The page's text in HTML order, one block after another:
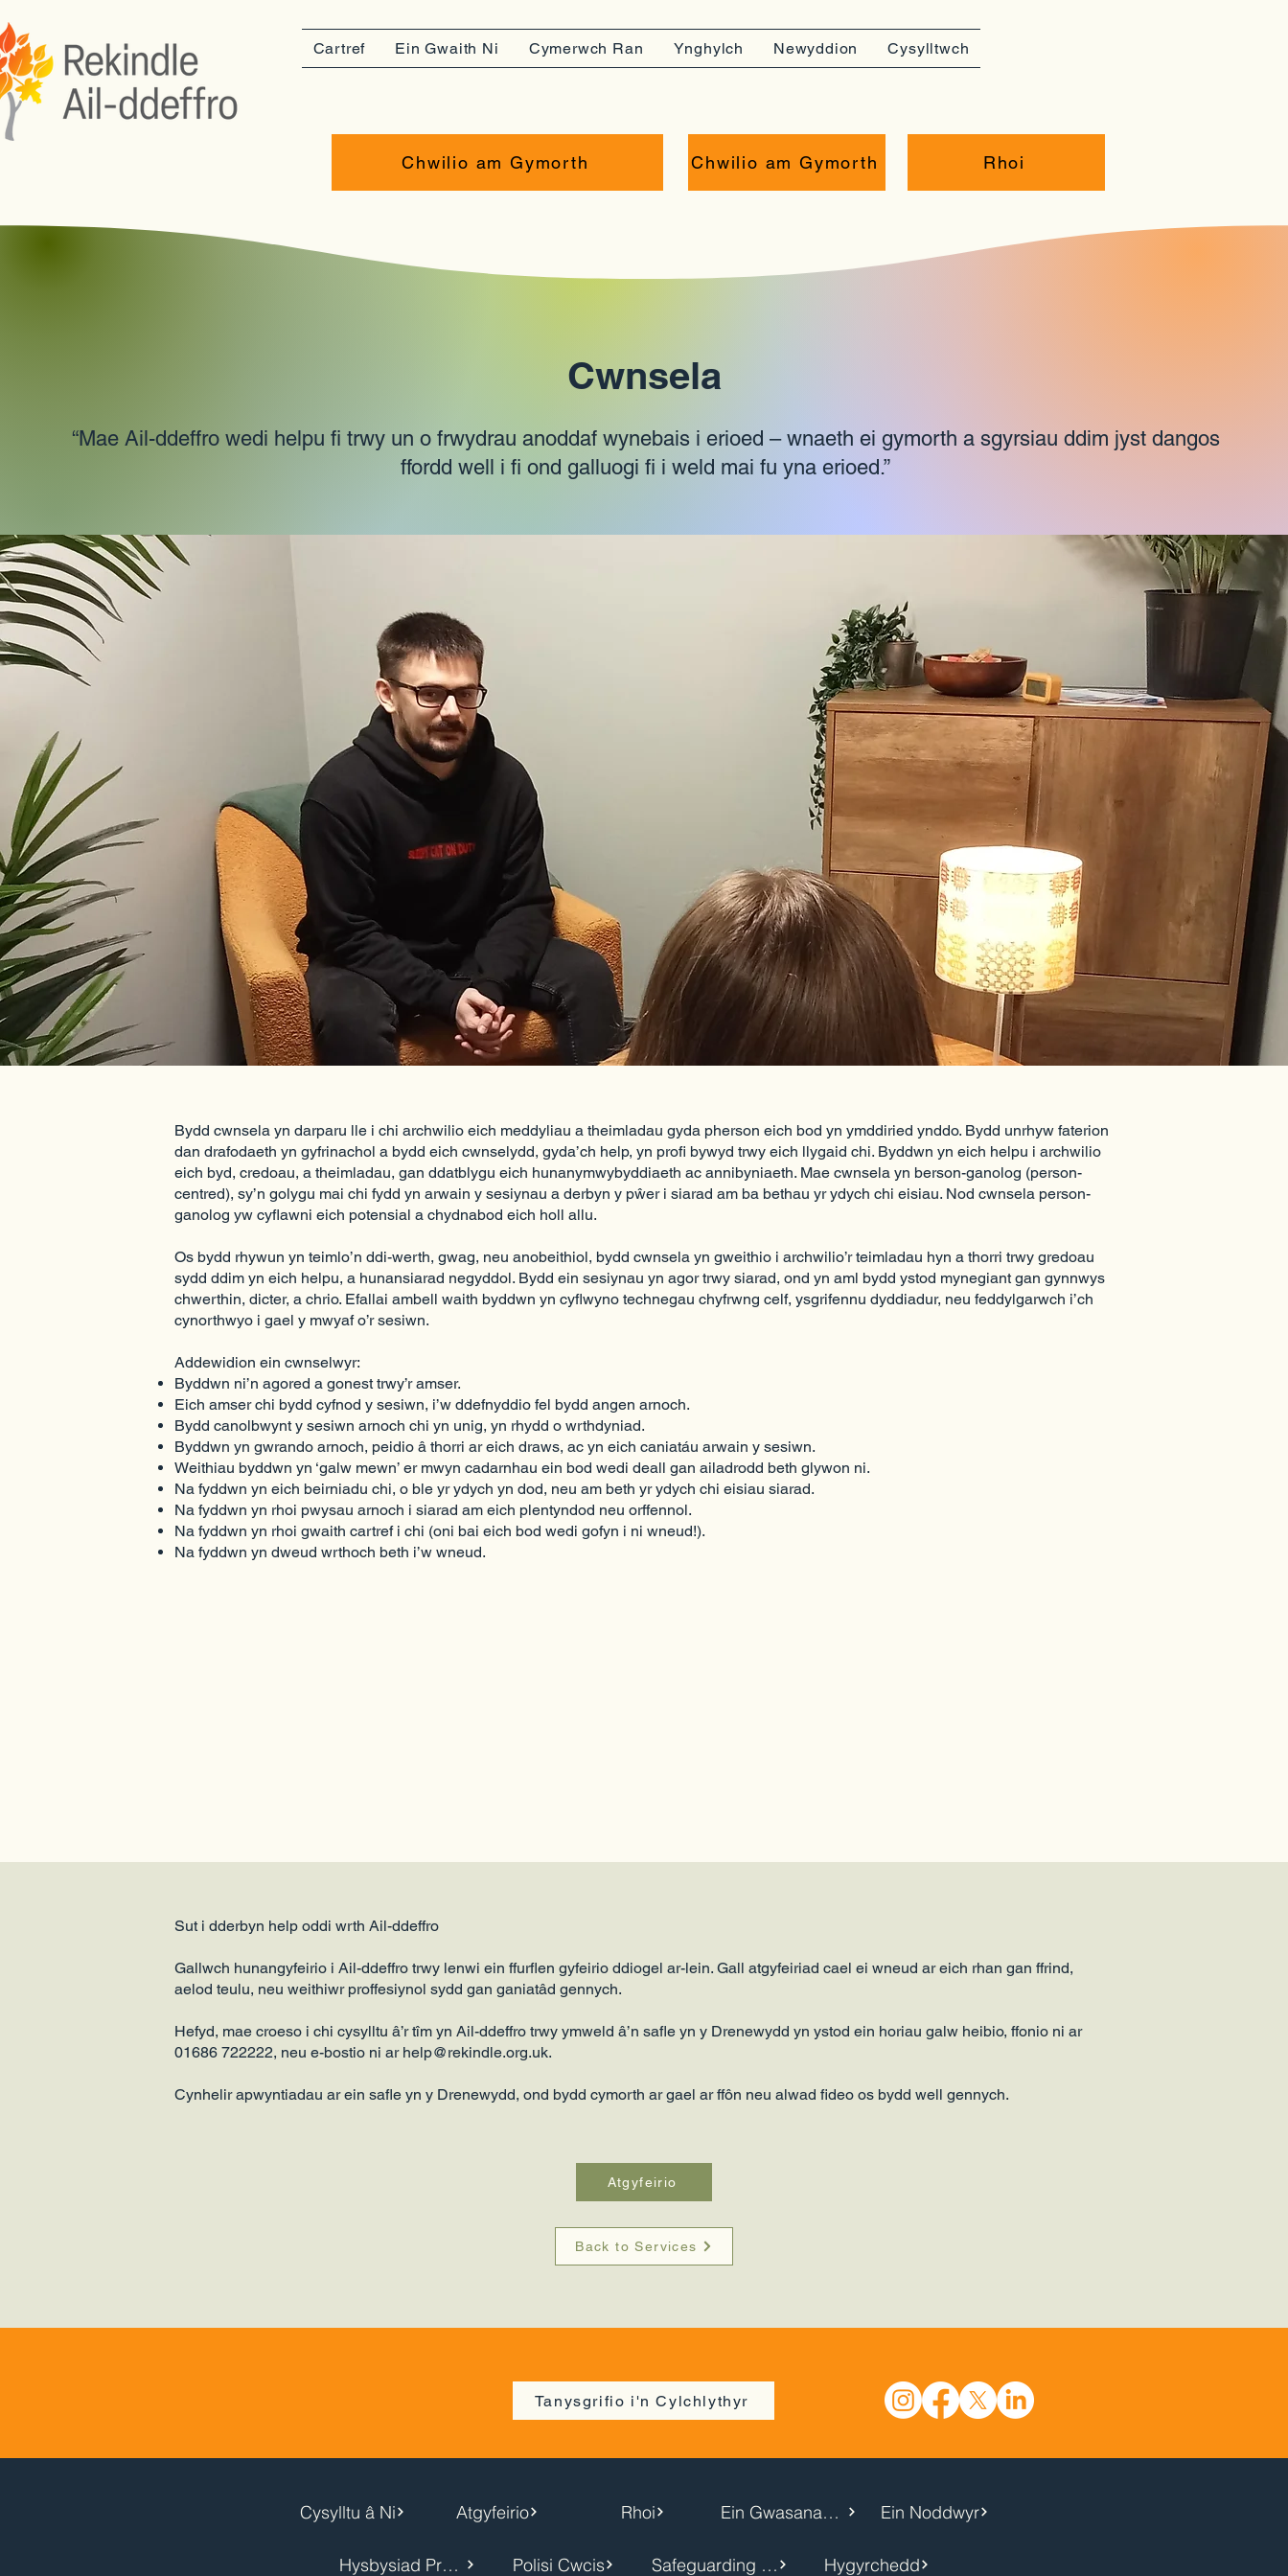
Cartref Ein Gwaith Ni Cymerwch Ran Ynghylch Newyddion Cysylltwch
Chwilio am Gymorth Chwilio am Gymorth Rhoi
Cwnsela
“Mae Ail-ddeffro wedi helpu fi trwy un o frwydrau anoddaf wynebais i erioed – wnaeth ei gymorth a sgyrsiau ddim jyst dangos
ffordd well i fi ond galluogi fi i weld mai fu yna erioed.”
Bydd cwnsela yn darparu lle i chi archwilio eich meddyliau a theimladau gyda pherson eich bod yn ymddiried ynddo. Bydd unrhyw faterion
dan drafodaeth yn gyfrinachol a bydd eich cwnselydd, gyda’ch help, yn profi bywyd trwy eich llygaid chi. Byddwn yn eich helpu i archwilio
eich byd, credoau, a theimladau, gan ddatblygu eich hunanymwybyddiaeth ac annibyniaeth. Mae cwnsela yn berson-ganolog (person-
centred), sy’n golygu mai chi fydd yn arwain y sesiynau a derbyn y pŵer i siarad am ba bethau yr ydych chi eisiau. Nod cwnsela person-
ganolog yw cyflawni eich potensial a chydnabod eich holl allu.
Os bydd rhywun yn teimlo’n ddi-werth, gwag, neu anobeithiol, bydd cwnsela yn gweithio i archwilio’r teimladau hyn a thorri trwy gredoau
sydd ddim yn eich helpu, a hunansiarad negyddol. Bydd ein sesiynau yn agor trwy siarad, ond yn aml bydd ystod mynegiant gan gynnwys
chwerthin, dicter, a chrio. Efallai ambell waith byddwn yn cyflwyno technegau chyfrwng celf, ysgrifennu dyddiadur, neu feddylgarwch i’ch
cynorthwyo i gael y mwyaf o’r sesiwn.
Addewidion ein cwnselwyr:
Byddwn ni’n agored a gonest trwy’r amser.
Eich amser chi bydd cyfnod y sesiwn, i’w ddefnyddio fel bydd angen arnoch.
Bydd canolbwynt y sesiwn arnoch chi yn unig, yn rhydd o wrthdyniad.
Byddwn yn gwrando arnoch, peidio â thorri ar eich draws, ac yn eich caniatáu arwain y sesiwn.
Weithiau byddwn yn ‘galw mewn’ er mwyn cadarnhau ein bod wedi deall gan ailadrodd beth glywon ni.
Na fyddwn yn eich beirniadu chi, o ble yr ydych yn dod, neu am beth yr ydych chi eisiau siarad.
Na fyddwn yn rhoi pwysau arnoch i siarad am eich plentyndod neu orffennol.
Na fyddwn yn rhoi gwaith cartref i chi (oni bai eich bod wedi gofyn i ni wneud!).
Na fyddwn yn dweud wrthoch beth i’w wneud.
Sut i dderbyn help oddi wrth Ail-ddeffro
Gallwch hunangyfeirio i Ail-ddeffro trwy lenwi ein ffurflen gyfeirio ddiogel ar-lein. Gall atgyfeiriad cael ei wneud ar eich rhan gan ffrind,
aelod teulu, neu weithiwr proffesiynol sydd gan ganiatâd gennych.
Hefyd, mae croeso i chi cysylltu â’r tîm yn Ail-ddeffro trwy ymweld â’n safle yn y Drenewydd yn ystod ein horiau galw heibio, ffonio ni ar
01686 722222, neu e-bostio ni ar help@rekindle.org.uk.
Cynhelir apwyntiadau ar ein safle yn y Drenewydd, ond bydd cymorth ar gael ar ffôn neu alwad fideo os bydd well gennych.
Atgyfeirio
Back to Services
Tanysgrifio i'n Cylchlythyr
Cysylltu â Ni Atgyfeirio Rhoi Ein Gwasanaethau Ein Noddwyr
Hysbysiad Preifatrwydd Polisi Cwcis Safeguarding Policy Hygyrchedd